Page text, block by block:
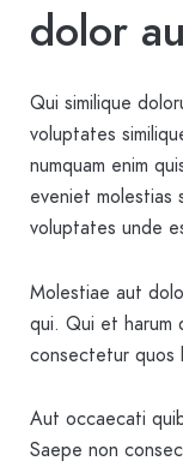
dolor
Qui similique
voluptates
numquam enim
eveniet molestias
voluptates unde
Molestiae aut
qui. Qui et harum
consectetur quos
Aut occaecati
Saepe non